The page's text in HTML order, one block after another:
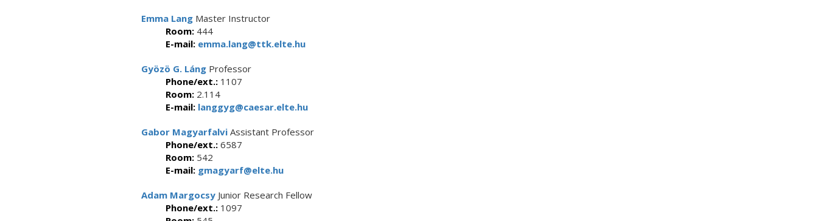
Emma Lang Master Instructor
Room: 444
E-mail: emma.lang@ttk.elte.hu
Gyözö G. Láng Professor
Phone/ext.: 1107
Room: 2.114
E-mail: langgyg@caesar.elte.hu
Gabor Magyarfalvi Assistant Professor
Phone/ext.: 6587
Room: 542
E-mail: gmagyarf@elte.hu
Adam Margocsy Junior Research Fellow
Phone/ext.: 1097